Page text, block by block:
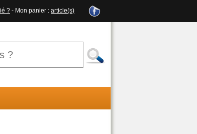
? - Mon panier : article(s)